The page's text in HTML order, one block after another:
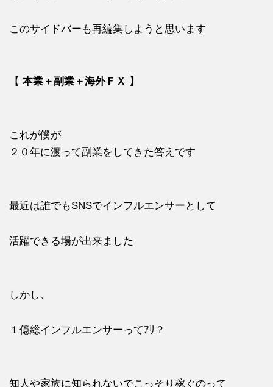
このサイドバーも再編集しようと思います
【 本業＋副業＋海外ＦＸ 】
これが僕が
２０年に渡って副業をしてきた答えです
最近は誰でもSNSでインフルエンサーとして
活躍できる場が出来ました
しかし、
１億総インフルエンサーってｱﾘ？
知人や家族に知られないでこっそり稼ぐのって